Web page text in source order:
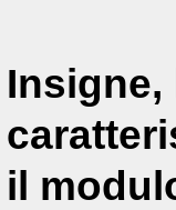
Insigne,
il